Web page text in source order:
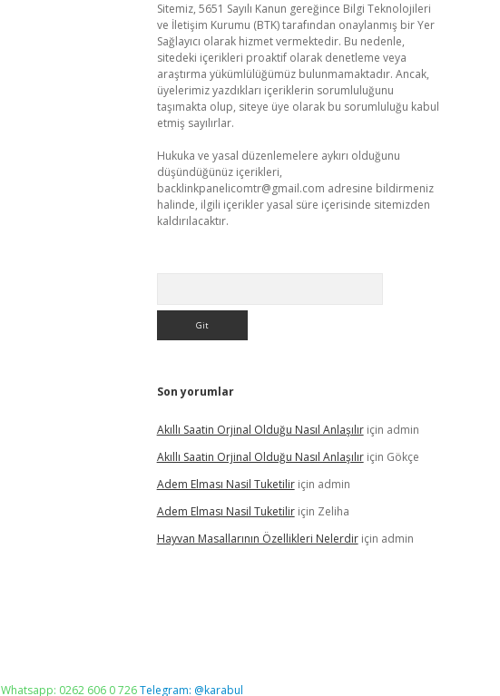
Sitemiz, 5651 Sayılı Kanun gereğince Bilgi Teknolojileri
ve İletişim Kurumu (BTK) tarafından onaylanmış bir Yer
Sağlayıcı olarak hizmet vermektedir. Bu nedenle,
sitedeki içerikleri proaktif olarak denetleme veya
araştırma yükümlülüğümüz bulunmamaktadır. Ancak,
üyelerimiz yazdıkları içeriklerin sorumluluğunu
taşımakta olup, siteye üye olarak bu sorumluluğu kabul
etmiş sayılırlar.
Hukuka ve yasal düzenlemelere aykırı olduğunu
düşündüğünüz içerikleri,
backlinkpanelicomtr@gmail.com adresine bildirmeniz
halinde, ilgili içerikler yasal süre içerisinde sitemizden
kaldırılacaktır.
Son yorumlar
Akıllı Saatin Orjinal Olduğu Nasıl Anlaşılıriçin admin
Akıllı Saatin Orjinal Olduğu Nasıl Anlaşılıriçin Gökçe
Adem Elması Nasil Tuketiliriçin admin
Adem Elması Nasil Tuketiliriçin Zeliha
Hayvan Masallarının Özellikleri Nelerdiriçin admin
Whatsapp: 0262 606 0 726Telegram: @karabul